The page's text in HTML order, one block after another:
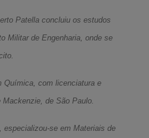
Patella concluiu os estudos
Militar de Engenharia, onde se
Química, com licenciatura e
de São Paulo.
especializou-se em Materiais de